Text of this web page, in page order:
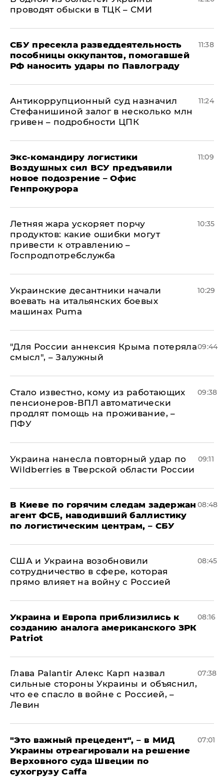
проводят обыски в ТЦК – СМИ
СБУ пресекла разведдеятельность
пособницы оккупантов, помогавшей
РФ наносить удары по Павлограду
11:38
Антикоррупционный суд назначил
Стефанишиной залог в несколько млн
гривен – подробности ЦПК
11:24
Экс-командиру логистики
Воздушных сил ВСУ предъявили
новое подозрение – Офис
Генпрокурора
11:09
Летняя жара ускоряет порчу
продуктов: какие ошибки могут
привести к отравлению –
Госпродпотребслужба
10:35
Украинские десантники начали
воевать на итальянских боевых
машинах Puma
10:29
"Для России аннексия Крыма потеряла
смысл", – Залужный
09:44
Стало известно, кому из работающих
пенсионеров-ВПЛ автоматически
продлят помощь на проживание, –
ПФУ
09:38
Украина нанесла повторный удар по
Wildberries в Тверской области России
09:11
В Киеве по горячим следам задержан
агент ФСБ, наводивший баллистику
по логистическим центрам, – СБУ
08:48
США и Украина возобновили
сотрудничество в сфере, которая
прямо влияет на войну с Россией
08:45
Украина и Европа приблизились к
созданию аналога американского ЗРК
Patriot
08:16
Глава Palantir Алекс Карп назвал
сильные стороны Украины и объяснил,
что ее спасло в войне с Россией, –
Левин
07:38
"Это важный прецедент", – в МИД
Украины отреагировали на решение
Верховного суда Швеции по
сухогрузу Caffa
07:01